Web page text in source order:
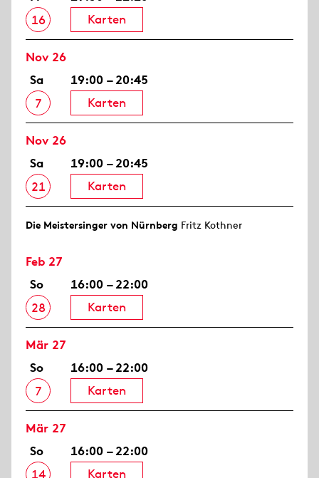
16
Karten
Nov 26
Sa
7
19:00 – 20:45
Karten
Nov 26
Sa
21
19:00 – 20:45
Karten
Die Meistersinger von Nürnberg Fritz Kothner
Feb 27
So
28
16:00 – 22:00
Karten
Mär 27
So
7
16:00 – 22:00
Karten
Mär 27
So
14
16:00 – 22:00
Karten